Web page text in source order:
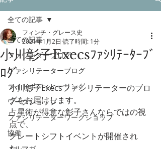
全ての記事
ファウンダーブログ
ファシリテーターブログ
ライトボディヒーリング
ワークショップ
ファシリテーターワークショップ
協働
全ての記事
小川彰子Execsﾌｧｼﾘﾃｰﾀｰﾌﾞ
ﾛｸﾞ
フィンチ・グレース史
2021年1月2日 読了時間: 1分
小川彰子Execsファシリテーターのブロ
グをお届けします。
占星術が得意な彰子さんならではの視
点で、
グレートシフトイベントが開催され